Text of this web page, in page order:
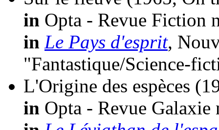
in Opta - Revue Fiction
in Le Pays d'esprit,
"Fantastique/Science-
L'Origine des espèces
in Opta - Revue Galaxie